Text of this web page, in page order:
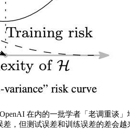
在内的一批学者「老调重谈」
，但测试误差和训练误差的差会